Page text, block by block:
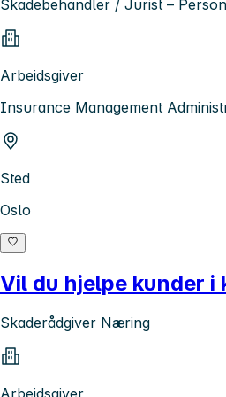
Skadebehandler / Jurist –
Arbeidsgiver
Insurance Management
Sted
Oslo
Vil du hjelpe kunder
Skaderådgiver Næring
Arbeidsgiver